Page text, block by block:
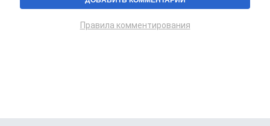
Правила комментирования